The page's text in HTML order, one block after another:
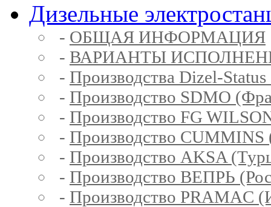
Дизельные
- ОБЩАЯ ИНФОРМАЦИЯ
- ВАРИАНТЫ
- Производства Dizel-
- Производство SDMO
- Производство FG
- Производство CUMMINS
- Производство AKSA
- Производство ВЕПРЬ
- Производство PRAMAC